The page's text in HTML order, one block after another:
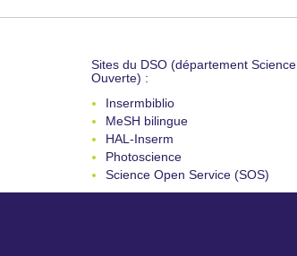
Sites du DSO (département Science
Ouverte) :
Insermbiblio
MeSH bilingue
HAL-Inserm
Photoscience
Science Open Service (SOS)